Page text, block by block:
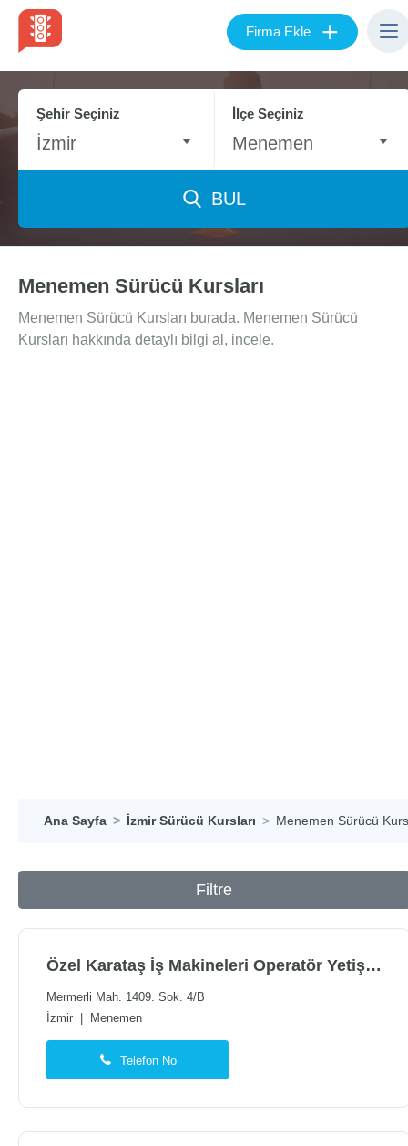
Firma Ekle +
Şehir Seçiniz
İzmir
İlçe Seçiniz
Menemen
BUL
Menemen Sürücü Kursları
Menemen Sürücü Kursları burada. Menemen Sürücü
Kursları hakkında detaylı bilgi al, incele.
Ana Sayfa İzmir Sürücü Kursları Menemen Sürücü
Filtre
Özel Karataş İş Makineleri Operatör Yetiştirme Kursu
Mermerli Mah. 1409. Sok. 4/B
İzmir
Menemen
Telefon No